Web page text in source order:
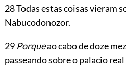
28 Todas estas coisas vieram
Nabucodonozor.
29 Porqueao cabo de doze
passeando sobre o palacio